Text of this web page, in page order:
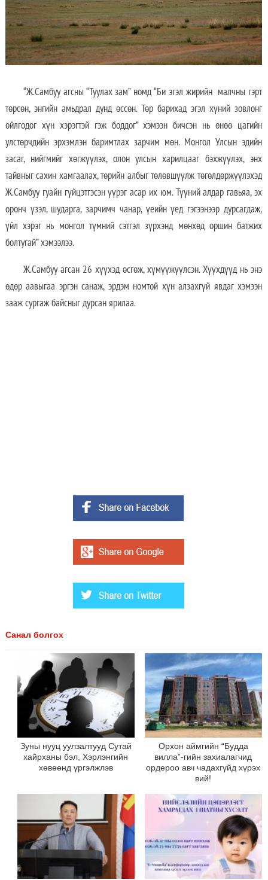
“Ж.Самбуу агсны “Туулах зам” номд “Би эгэл жирийн малчны гэрт
төрсөн, энгийн амьдрал дунд өссөн. Төр барихад эгэл хүний зовлонг
ойлгодог хүн хэрэгтэй гэж боддог” хэмээн бичсэн нь өнөө цагийн
улстөрчдийн эрхэмлэн баримтлах зарчим мөн. Монгол Улсын эдийн
засаг, нийгмийг хөгжүүлэх, олон улсын харилцааг бэхжүүлэх, энх
тайвныг сахин хамгаалах, төрийн албыг төлөвшүүлж төгөлдөржүүлэхэд
Ж.Самбуу гуайн гүйцэтгэсэн үүрэг асар их юм. Түүний алдар гавьяа, эх
оронч үзэл, шударга, зарчимч чанар, үеийн үед гэгээнээр дурсагдаж,
үйл хэрэг нь монгол түмний сэтгэл зүрхэнд мөнхөд оршин батжих
болтугай” хэмээлээ.
Ж.Самбуу агсан 26 хүүхэд өсгөж, хүмүүжүүлсэн. Хүүхдүүд нь энэ
өдөр аавыгаа эргэн санаж, эрдэм номтой хүн алзахгүй явдаг хэмээн
зааж сургаж байсныг дурсан ярилаа.
Санал болгох
Зуны нууц уулзалтууд Сутай
хайрханы бэл, Хэрлэнгийн
хөвөөнд үргэлжлэв
Орхон аймгийн “Будда
вилла”-гийн захиалагчид
ордероо авч чадахгүйд хүрэх
вий!